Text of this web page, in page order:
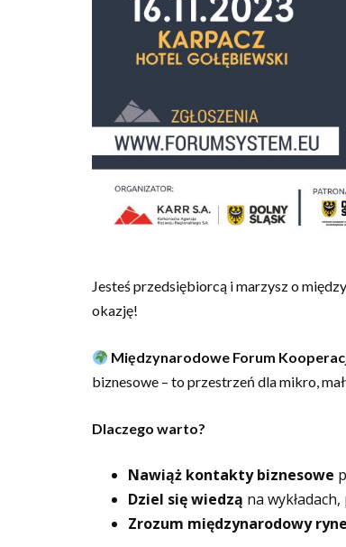
Jesteś przedsiębiorcą i marzysz o
okazję!
Międzynarodowe Forum
biznesowe – to przestrzeń dla mikro,
Dlaczego warto?
Nawiąż kontakty biznesowe
Dziel się wiedzą na
Zrozum międzynarodowy